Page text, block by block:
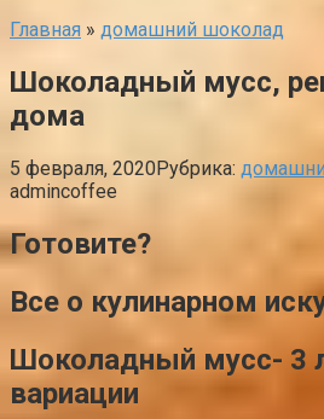
Главная » домашний шоколад
Шоколадный мусс,
дома
5 февраля, 2020Рубрика:
admincoffee
Готовите?
Все о кулинарном
Шоколадный мусс- 3
вариации